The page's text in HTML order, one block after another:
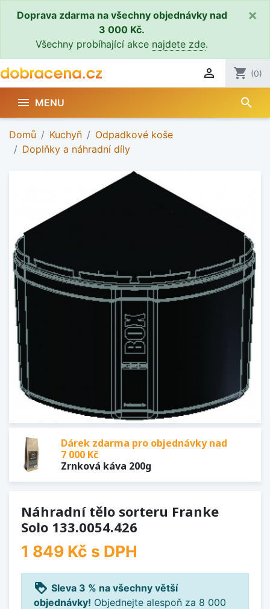
Doprava zdarma na všechny objednávky nad
3 000 Kč.
Všechny probíhající akce najdete zde.
×
 shopping_cart (0)
 MENU search
Domů Kuchyň
Odpadkové koše
Doplňky a náhradní díly
Dárek zdarma pro objednávky nad
7 000 Kč
Zrnková káva 200g
Náhradní tělo sorteru Franke
Solo 133.0054.426
1 849 Kč s DPH
loyalty Sleva 3 % na všechny větší
objednávky! Objednejte alespoň za 8 000